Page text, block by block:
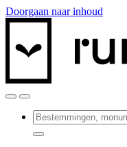
Doorgaan naar inhoud